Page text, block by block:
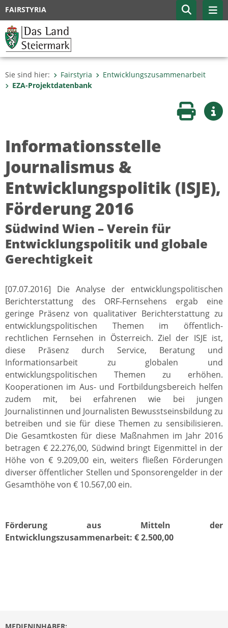
FAIRSTYRIA
Sie sind hier: Fairstyria
Entwicklungszusammenarbeit
EZA-Projektdatenbank
Seite
Informationsstelle
Journalismus &
Entwicklungspolitik (ISJE),
Förderung 2016
Südwind Wien – Verein für
Entwicklungspolitik und globale
Gerechtigkeit
[07.07.2016] Die Analyse der entwicklungspolitischen
Berichterstattung des ORF-Fernsehens ergab eine
geringe Präsenz von qualitativer Berichterstattung zu
entwicklungspolitischen Themen im öffentlich-
rechtlichen Fernsehen in Österreich. Ziel der ISJE ist,
diese Präsenz durch Service, Beratung und
Informationsarbeit zu globalen und
entwicklungspolitischen Themen zu erhöhen.
Kooperationen im Aus- und Fortbildungsbereich helfen
zudem mit, bei erfahrenen wie bei jungen
Journalistinnen und Journalisten Bewusstseinsbildung zu
betreiben und sie für diese Themen zu sensibilisieren.
Die Gesamtkosten für diese Maßnahmen im Jahr 2016
betragen € 22.276,00, Südwind bringt Eigenmittel in der
Höhe von € 9.209,00 ein, weiters fließen Förderungen
diverser öffentlicher Stellen und Sponsorengelder in der
Gesamthöhe von € 10.567,00 ein.
Förderung aus Mitteln der
Entwicklungszusammenarbeit: € 2.500,00